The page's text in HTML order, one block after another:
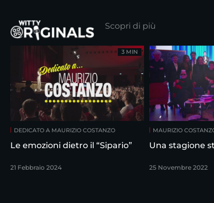
Scopri di più
DEDICATO A MAURIZIO COSTANZO
Le emozioni dietro il “Sipario”
21 Febbraio 2024
3 MIN
MAURIZIO
Una stagione
25 Novembre 2022